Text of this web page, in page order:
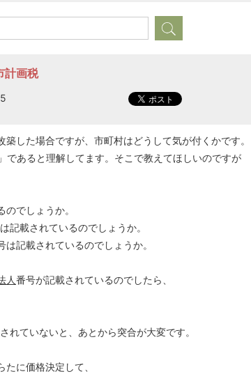
計画税
した場合ですが、市町村はどうして気が付くかです。
であると理解してます。そこで教えてほしいのですが
でしょうか。
記載されているのでしょうか。
は記載されているのでしょうか。
人番号が記載されているのでしたら、
れていないと、あとから突合が大変です。
たに価格決定して、